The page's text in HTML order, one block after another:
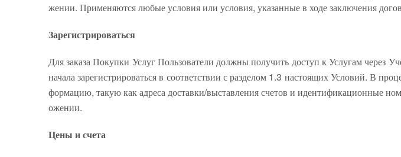
жении. Применяются любые условия или условия, указанные в ходе заключения
Зарегистрироваться
Для заказа Покупки Услуг Пользователи должны получить доступ к Услугам через
начала зарегистрироваться в соответствии с разделом 1.3 настоящих Условий. В
формацию, такую ​​как адреса доставки/выставления счетов и идентификационные
ожении.
Цены и счета